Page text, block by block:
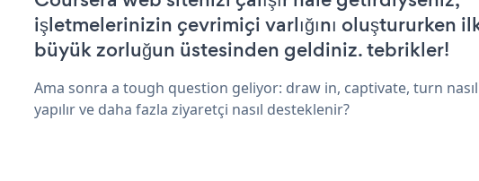
işletmelerinizin çevrimiçi varlığını oluştururken
büyük zorluğun üstesinden geldiniz. tebrikler!
Ama sonra a tough question geliyor: draw in, captivate, turn nasıl
yapılır ve daha fazla ziyaretçi nasıl desteklenir?